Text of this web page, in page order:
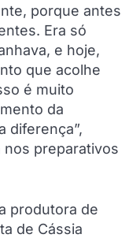
porque antes
Era só
e hoje,
que acolhe
é muito
da
diferença”,
preparativos
produtora de
de Cássia